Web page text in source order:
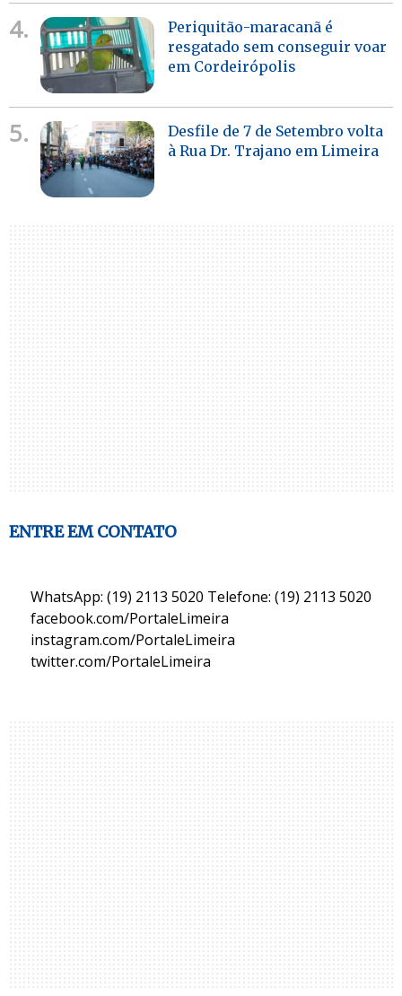
4.
Periquitão-maracanã é
resgatado sem conseguir voar
em Cordeirópolis
5.
Desfile de 7 de Setembro volta
à Rua Dr. Trajano em Limeira
ENTRE EM CONTATO
WhatsApp: (19) 2113 5020 Telefone: (19) 2113 5020
facebook.com/PortaleLimeira
instagram.com/PortaleLimeira
twitter.com/PortaleLimeira